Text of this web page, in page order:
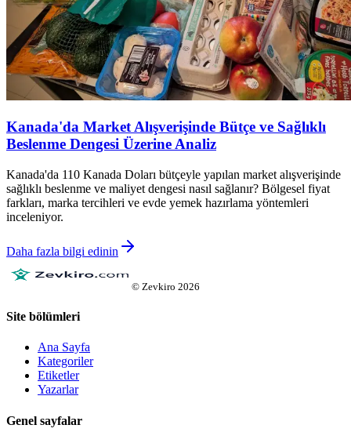
Kanada'da Market Alışverişinde Bütçe ve Sağlıklı
Beslenme Dengesi Üzerine Analiz
Kanada'da 110 Kanada Doları bütçeyle yapılan market alışverişinde
sağlıklı beslenme ve maliyet dengesi nasıl sağlanır? Bölgesel fiyat
farkları, marka tercihleri ve evde yemek hazırlama yöntemleri
inceleniyor.
Daha fazla bilgi edinin
© Zevkiro 2026
Site bölümleri
Ana Sayfa
Kategoriler
Etiketler
Yazarlar
Genel sayfalar